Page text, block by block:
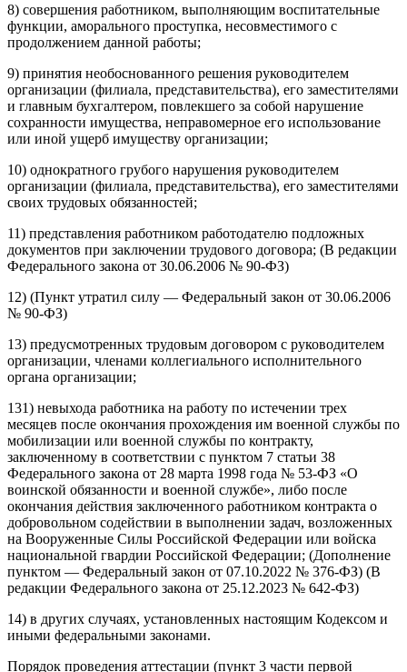
8) совершения работником, выполняющим воспитательные
функции, аморального проступка, несовместимого с
продолжением данной работы;
9) принятия необоснованного решения руководителем
организации (филиала, представительства), его заместителями
и главным бухгалтером, повлекшего за собой нарушение
сохранности имущества, неправомерное его использование
или иной ущерб имуществу организации;
10) однократного грубого нарушения руководителем
организации (филиала, представительства), его заместителями
своих трудовых обязанностей;
11) представления работником работодателю подложных
документов при заключении трудового договора; (В редакции
Федерального закона от 30.06.2006 № 90-ФЗ)
12) (Пункт утратил силу — Федеральный закон от 30.06.2006
№ 90-ФЗ)
13) предусмотренных трудовым договором с руководителем
организации, членами коллегиального исполнительного
органа организации;
131) невыхода работника на работу по истечении трех
месяцев после окончания прохождения им военной службы по
мобилизации или военной службы по контракту,
заключенному в соответствии с пунктом 7 статьи 38
Федерального закона от 28 марта 1998 года № 53-ФЗ «О
воинской обязанности и военной службе», либо после
окончания действия заключенного работником контракта о
добровольном содействии в выполнении задач, возложенных
на Вооруженные Силы Российской Федерации или войска
национальной гвардии Российской Федерации; (Дополнение
пунктом — Федеральный закон от 07.10.2022 № 376-ФЗ) (В
редакции Федерального закона от 25.12.2023 № 642-ФЗ)
14) в других случаях, установленных настоящим Кодексом и
иными федеральными законами.
Порядок проведения аттестации (пункт 3 части первой